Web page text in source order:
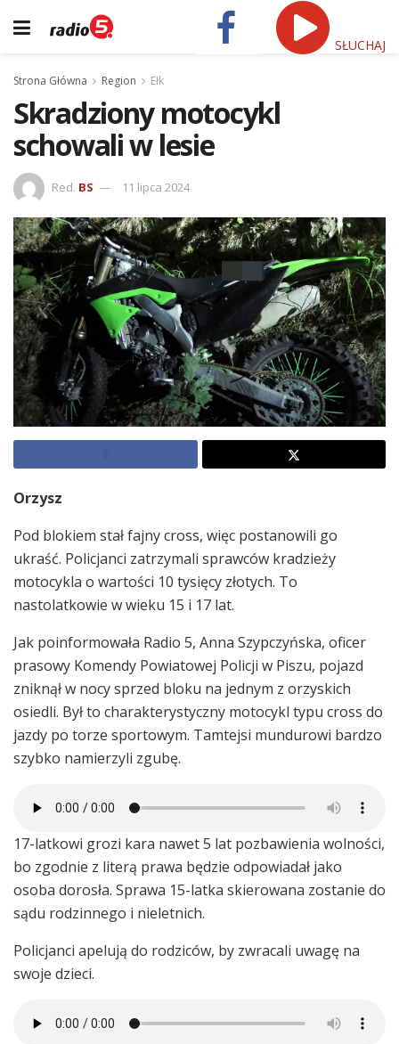
SŁUCHAJ
Strona Główna Region Ełk
Skradziony motocykl
schowali w lesie
Red. BS 11 lipca 2024
Orzysz
Pod blokiem stał fajny cross, więc postanowili go
ukraść. Policjanci zatrzymali sprawców kradzieży
motocykla o wartości 10 tysięcy złotych. To
nastolatkowie w wieku 15 i 17 lat.
Jak poinformowała Radio 5, Anna Szypczyńska, oficer
prasowy Komendy Powiatowej Policji w Piszu, pojazd
zniknął w nocy sprzed bloku na jednym z orzyskich
osiedli. Był to charakterystyczny motocykl typu cross do
jazdy po torze sportowym. Tamtejsi mundurowi bardzo
szybko namierzyli zgubę.
17-latkowi grozi kara nawet 5 lat pozbawienia wolności,
bo zgodnie z literą prawa będzie odpowiadał jako
osoba dorosła. Sprawa 15-latka skierowana zostanie do
sądu rodzinnego i nieletnich.
Policjanci apelują do rodziców, by zwracali uwagę na
swoje dzieci.